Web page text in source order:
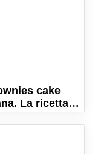
cake
La ricetta
senza uova e
burro!